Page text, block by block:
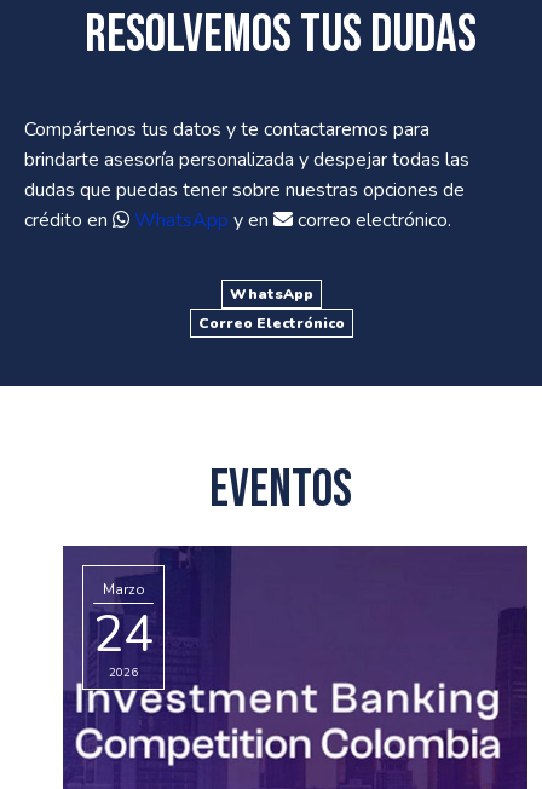
Resolvemos tus dudas
Compártenos tus datos y te contactaremos para
brindarte asesoría personalizada y despejar todas las
dudas que puedas tener sobre nuestras opciones de
crédito en
WhatsApp y en correo electrónico.
WhatsApp
Correo Electrónico
Eventos
Marzo
24
2026